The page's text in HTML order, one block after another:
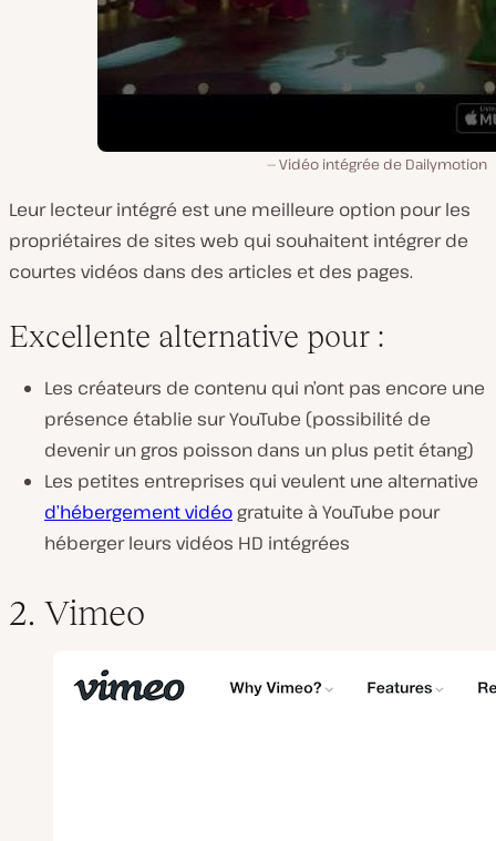
Vidéo intégrée de Dailymotion
Leur lecteur intégré est une meilleure option pour les
propriétaires de sites web qui souhaitent intégrer de
courtes vidéos dans des articles et des pages.
Excellente alternative pour :
Les créateurs de contenu qui n’ont pas encore une
présence établie sur YouTube (possibilité de
devenir un gros poisson dans un plus petit étang)
Les petites entreprises qui veulent une alternative
d’hébergement vidéo gratuite à YouTube pour
héberger leurs vidéos HD intégrées
2. Vimeo